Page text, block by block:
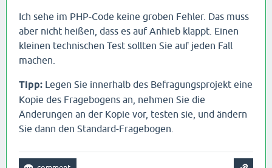
Ich sehe im PHP-Code keine groben Fehler. Das muss
aber nicht heißen, dass es auf Anhieb klappt. Einen
kleinen technischen Test sollten Sie auf jeden Fall
machen.
Tipp: Legen Sie innerhalb des Befragungsprojekt eine
Kopie des Fragebogens an, nehmen Sie die
Änderungen an der Kopie vor, testen sie, und ändern
Sie dann den Standard-Fragebogen.